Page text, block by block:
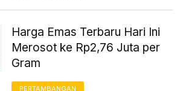
Harga Emas Terbaru Hari Ini
Merosot ke Rp2,76 Juta per
Gram
PERTAMBANGAN